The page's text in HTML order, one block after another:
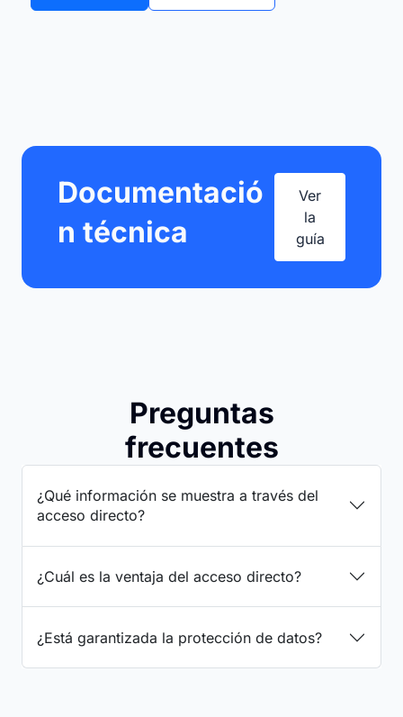
Documentació
n técnica
Ver
la
guía
Preguntas
frecuentes
¿Qué información se muestra a través del
acceso directo?
¿Cuál es la ventaja del acceso directo?
¿Está garantizada la protección de datos?